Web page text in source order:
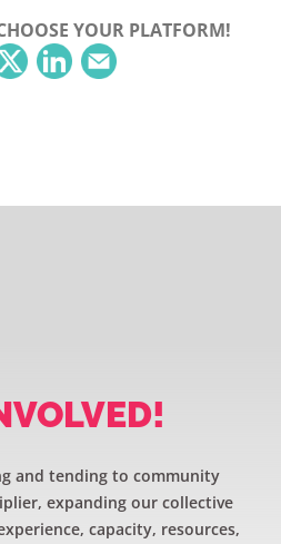
YOUR PLATFORM!
and tending to community
expanding our collective
capacity, resources,